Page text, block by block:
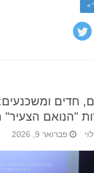
»
חדים
"הנואם הצעיר"
פברואר 9, 2026